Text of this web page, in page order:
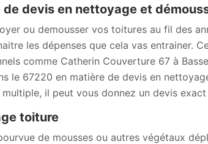
devis en nettoyage et
ou demousser vos toitures au fil des
les dépenses que cela vas entrainer.
comme Catherin Couverture 67 à
le 67220 en matière de devis en
il peut vous donnez un devis
toiture
de mousses ou autres végétaux